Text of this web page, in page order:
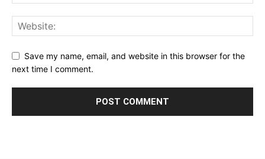
Save my name, email, and website in this browser for the
next time I comment.